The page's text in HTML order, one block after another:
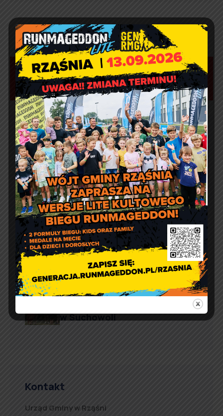
Aktualności
Marcin Kazuba Comment off
Sportowy weekend z Czarnymi
Rząśnia
Agnieszka Wiśniewska Comment off
Prośba o szanowanie i
prawidłowe użycie
defibrylatorów AED
Artur Ruka Comment off
w Suchowoli
Kontakt
Urząd Gminy w Rząśni